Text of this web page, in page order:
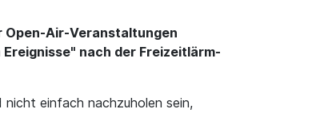
Open-Air-Veranstaltungen
nach der Freizeitlärm-
einfach nachzuholen sein,